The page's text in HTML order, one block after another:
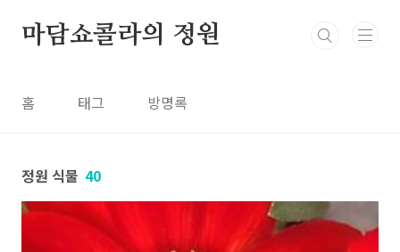
마담쇼콜라의 정원
홈 태그 방명록
정원 식물 40